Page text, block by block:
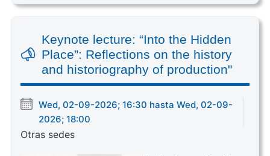
Keynote lecture: “Into the Hidden
Place”: Reflections on the history
and historiography of production"
Wed, 02-09-2026; 16:30 hasta Wed, 02-09-
2026; 18:00
Otras sedes